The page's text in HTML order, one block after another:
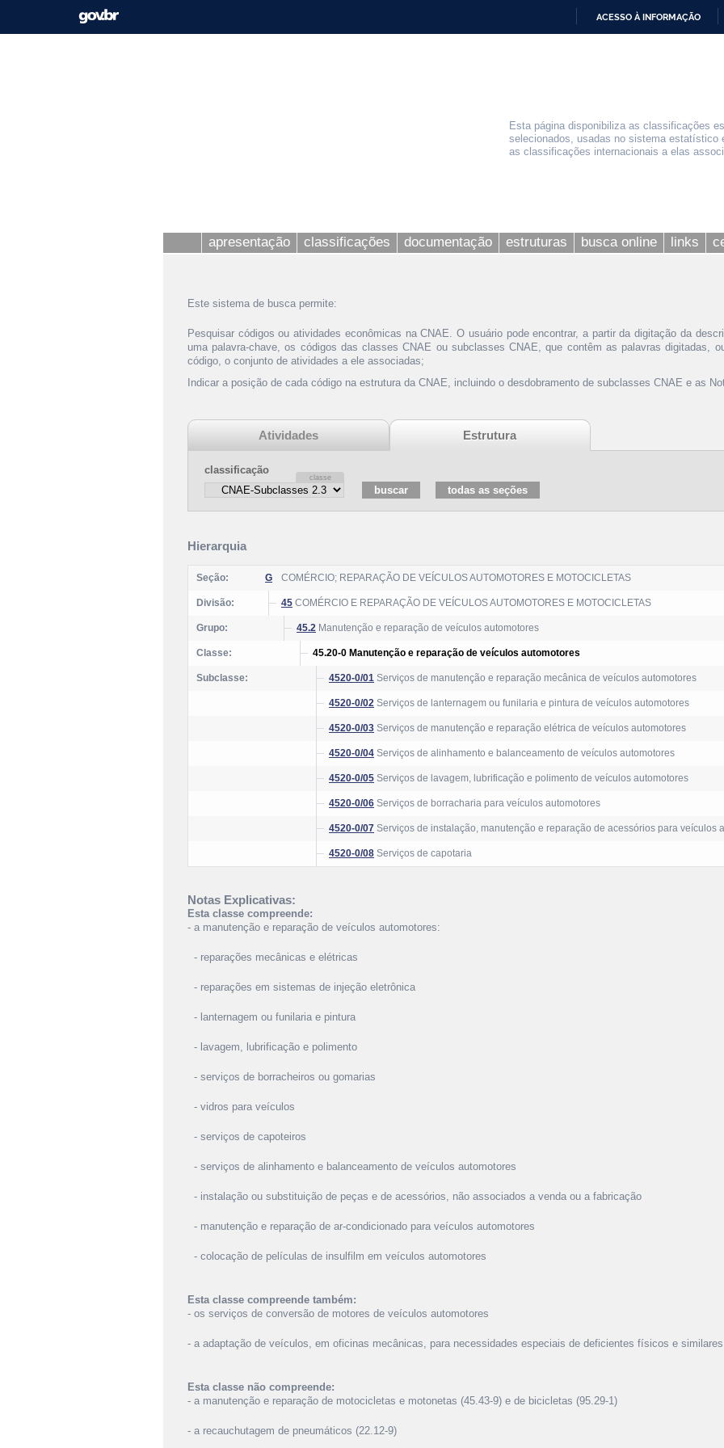
ACESSO À INFORMAÇÃO
Esta página disponibiliza as classificações
selecionados, usadas no sistema
as classificações internacionais a elas
apresentação classificações documentação estruturas busca online links
Este sistema de busca permite:
Pesquisar códigos ou atividades econômicas na CNAE. O usuário pode encontrar, a partir da digitação da
uma palavra-chave, os códigos das classes CNAE ou subclasses CNAE, que contêm as palavras digitadas,
código, o conjunto de atividades a ele associadas;
Indicar a posição de cada código na estrutura da CNAE, incluindo o desdobramento de subclasses CNAE e as
Atividades Estrutura
classificação
Hierarquia
Seção: G COMÉRCIO; REPARAÇÃO DE VEÍCULOS AUTOMOTORES E MOTOCICLETAS
Divisão: 45 COMÉRCIO E REPARAÇÃO DE VEÍCULOS AUTOMOTORES E MOTOCICLETAS
Grupo: 45.2 Manutenção e reparação de veículos automotores
Classe: 45.20-0 Manutenção e reparação de veículos automotores
Subclasse: 4520-0/01 Serviços de manutenção e reparação mecânica de veículos automotores
4520-0/02 Serviços de lanternagem ou funilaria e pintura de veículos automotores
4520-0/03 Serviços de manutenção e reparação elétrica de veículos automotores
4520-0/04 Serviços de alinhamento e balanceamento de veículos automotores
4520-0/05 Serviços de lavagem, lubrificação e polimento de veículos automotores
4520-0/06 Serviços de borracharia para veículos automotores
4520-0/07 Serviços de instalação, manutenção e reparação de acessórios para veículos
4520-0/08 Serviços de capotaria
Notas Explicativas:
Esta classe compreende:
- a manutenção e reparação de veículos automotores:
- reparações mecânicas e elétricas
- reparações em sistemas de injeção eletrônica
- lanternagem ou funilaria e pintura
- lavagem, lubrificação e polimento
- serviços de borracheiros ou gomarias
- vidros para veículos
- serviços de capoteiros
- serviços de alinhamento e balanceamento de veículos automotores
- instalação ou substituição de peças e de acessórios, não associados a venda ou a fabricação
- manutenção e reparação de ar-condicionado para veículos automotores
- colocação de películas de insulfilm em veículos automotores
Esta classe compreende também:
- os serviços de conversão de motores de veículos automotores
- a adaptação de veículos, em oficinas mecânicas, para necessidades especiais de deficientes físicos e similares
Esta classe não compreende:
- a manutenção e reparação de motocicletas e motonetas (45.43-9) e de bicicletas (95.29-1)
- a recauchutagem de pneumáticos (22.12-9)